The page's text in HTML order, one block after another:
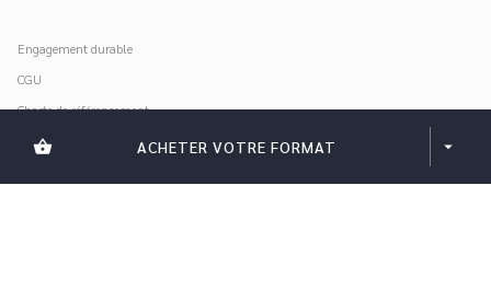
shopping_basket ACHETER VOTRE FORMAT arrow_drop_down
Engagement durable
CGU
Charte de référencement
Données personnelles